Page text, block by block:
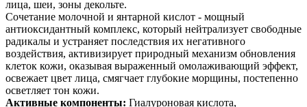
лица, шеи, зоны декольте.
Сочетание молочной и янтарной кислот - мощный
антиоксидантный комплекс, который нейтрализует свободные
радикалы и устраняет последствия их негативного
воздействия, активизирует природный механизм обновления
клеток кожи, оказывая выраженный омолаживающий эффект,
освежает цвет лица, смягчает глубокие морщины, постепенно
осветляет тон кожи.
Активные компоненты: Гиалуроновая кислота,